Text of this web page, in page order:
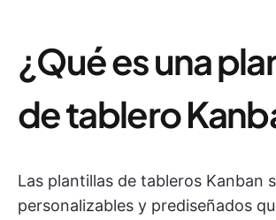
¿Qué es una
de tablero
Las plantillas de tableros Kanban
personalizables y prediseñados